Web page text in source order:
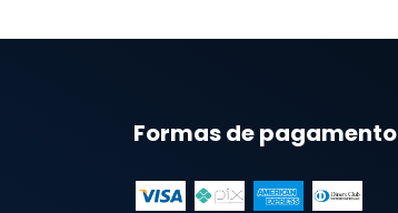
Formas de pagamento